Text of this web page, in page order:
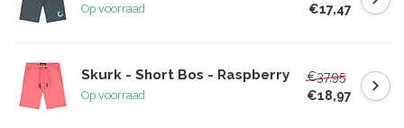
Op voorraad
€17,47
Skurk - Short Bos - Raspberry
Op voorraad
€37,95
€18,97